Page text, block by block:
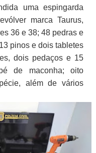
uma espingarda
marca Taurus,
36 e 38; 48 pedras e
pinos e dois tabletes
dois pedaços e 15
de maconha; oito
além de vários